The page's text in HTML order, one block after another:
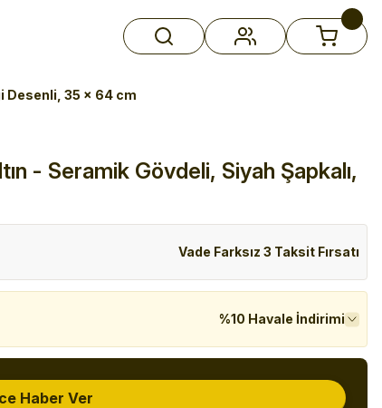
Desenli, 35 x 64 cm
- Seramik Gövdeli, Siyah Şapkalı,
Vade Farksız 3 Taksit Fırsatı
%10 Havale İndirimi
Haber Ver